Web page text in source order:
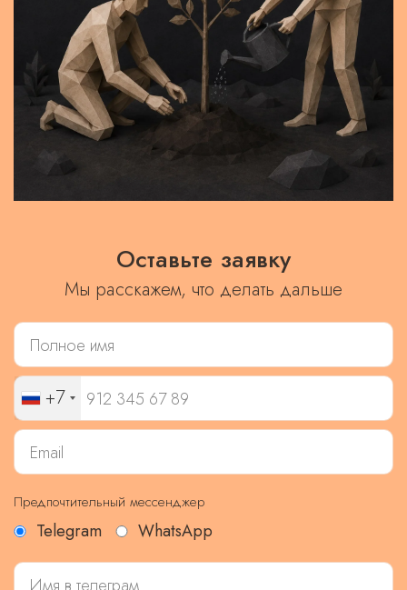
Оставьте заявку
Мы расскажем, что делать дальше
+7
Предпочтительный мессенджер
Telegram WhatsApp